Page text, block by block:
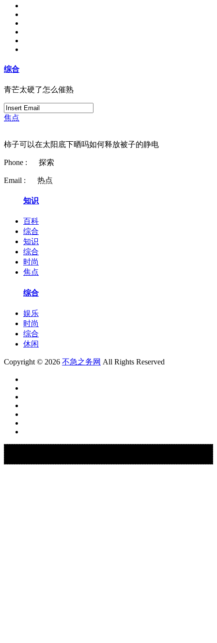
综合
青芒太硬了怎么催熟
焦点
柿子可以在太阳底下晒吗如何释放被子的静电
Phone : 探索
Email : 热点
知识
百科
综合
知识
综合
时尚
焦点
综合
娱乐
时尚
综合
休闲
Copyright © 2026 不急之务网 All Rights Reserved